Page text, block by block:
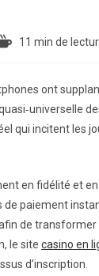
11 min de
ont
qui incitent les
en fidélité et
paiement
de transformer
le site casino en
d’inscription.